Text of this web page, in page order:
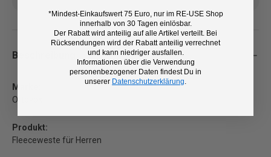
Beschreibung
Marke:
Ortovox
Produkt:
Fleeceweste für Herren
*Mindest-Einkaufswert 75 Euro, nur im RE-USE Shop
innerhalb von 30 Tagen einlösbar.
Der Rabatt wird anteilig auf alle Artikel verteilt. Bei
Rücksendungen wird der Rabatt anteilig verrechnet
und kann niedriger ausfallen.
Informationen über die Verwendung
personenbezogener Daten findest Du in
unserer Datenschutzerklärung.